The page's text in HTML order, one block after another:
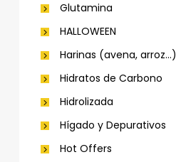
Glutamina
HALLOWEEN
Harinas (avena, arroz…)
Hidratos de Carbono
Hidrolizada
Hígado y Depurativos
Hot Offers